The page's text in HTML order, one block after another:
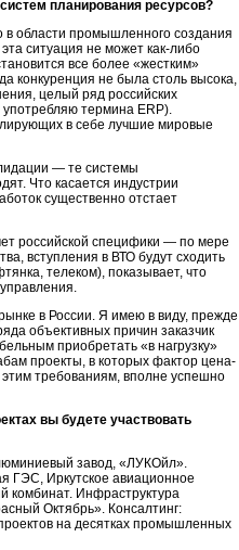
планирования ресурсов?
в области промышленного создания
ситуация не может как-либо
все более «жестким»
конкуренция не была столь высока,
целый ряд российских
употребляю термина ERP).
в себе лучшие мировые
— те системы
Что касается индустрии
существенно отстает
российской специфики — по мере
вступления в ВТО будут сходить
телеком), показывает, что
в России. Я имею в виду, прежде
объективных причин заказчик
приобретать «в нагрузку»
проекты, в которых фактор цена-
требованиям, вполне успешно
вы будете участвовать
завод, «ЛУКОйл».
ГЭС, Иркутское авиационное
комбинат. Инфраструктура
Октябрь». Консалтинг:
на десятках промышленных